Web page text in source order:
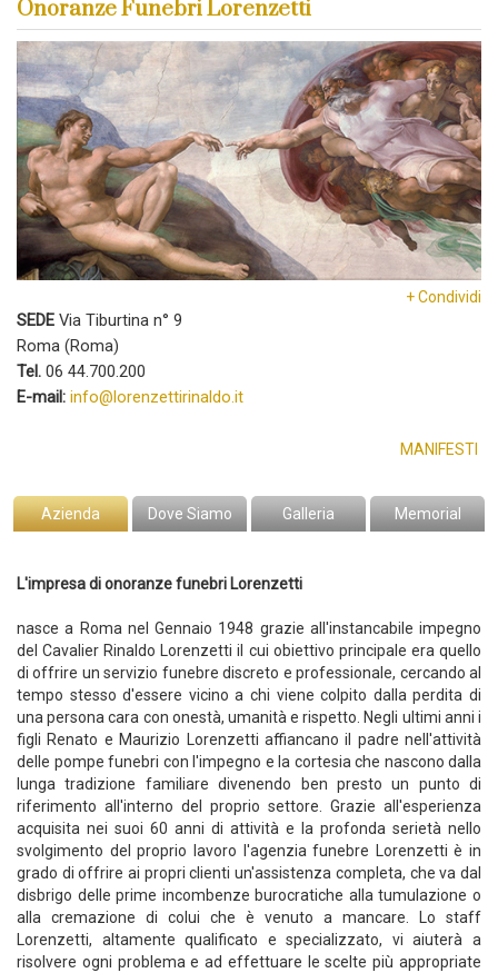
Onoranze Funebri Lorenzetti
+ Condividi
SEDE Via Tiburtina n° 9
Roma (Roma)
Tel. 06 44.700.200
E-mail: info@lorenzettirinaldo.it
MANIFESTI
Azienda Dove Siamo Galleria Memorial
L'impresa di onoranze funebri Lorenzetti
nasce a Roma nel Gennaio 1948 grazie all'instancabile impegno
del Cavalier Rinaldo Lorenzetti il cui obiettivo principale era quello
di offrire un servizio funebre discreto e professionale, cercando al
tempo stesso d'essere vicino a chi viene colpito dalla perdita di
una persona cara con onestà, umanità e rispetto. Negli ultimi anni i
figli Renato e Maurizio Lorenzetti affiancano il padre nell'attività
delle pompe funebri con l'impegno e la cortesia che nascono dalla
lunga tradizione familiare divenendo ben presto un punto di
riferimento all'interno del proprio settore. Grazie all'esperienza
acquisita nei suoi 60 anni di attività e la profonda serietà nello
svolgimento del proprio lavoro l'agenzia funebre Lorenzetti è in
grado di offrire ai propri clienti un'assistenza completa, che va dal
disbrigo delle prime incombenze burocratiche alla tumulazione o
alla cremazione di colui che è venuto a mancare. Lo staff
Lorenzetti, altamente qualificato e specializzato, vi aiuterà a
risolvere ogni problema e ad effettuare le scelte più appropriate